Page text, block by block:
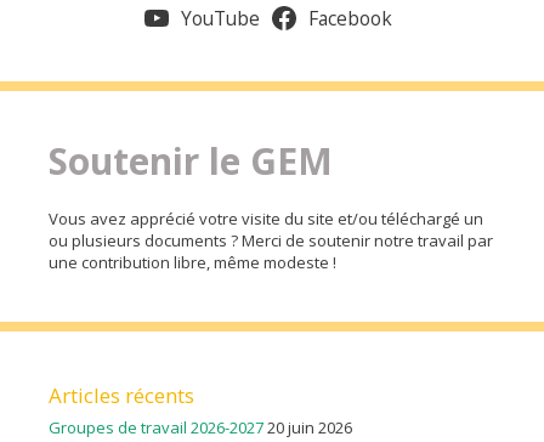
YouTube Facebook
Soutenir le GEM
Vous avez apprécié votre visite du site et/ou téléchargé un
ou plusieurs documents ? Merci de soutenir notre travail par
une contribution libre, même modeste !
Articles récents
Groupes de travail 2026-202720 juin 2026